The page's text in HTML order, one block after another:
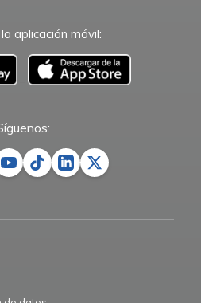
aplicación móvil:
–